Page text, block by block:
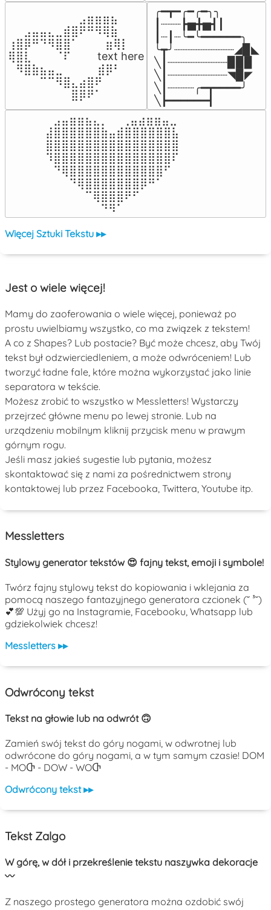
⠀⠀⠀⠀⠀⠀⠀⠀⠀⣠⣶⣶⣶⣦⠀⠀
⠀⠀⣠⣤⣤⣄⣀⣾⣿⠟⠛⠻⢿⣷⠀
⢰⣿⡿⠛⠙⠻⣿⣿⠁⠀⠀ ⠀⣶⢿⡇
⢿⣿⣇⠀⠀⠀⠈⠏⠀⠀⠀ text here
⠀⠻⣿⣷⣦⣤⣀⠀⠀⠀ ⠀⣾⡿⠃⠀
⠀⠀⠀⠀⠉⠉⠻⣿⣄⣴⣿⠟⠀⠀⠀
⠀⠀⠀⠀⠀⠀⠀⠀⣿⡿⠟⠁⠀⠀⠀
╭━┳━╭━╭━╮╮
┃┈┈┈┣▅╋▅┫┃
┃┈┃┈╰━╰━━━━━━╮
╰┳╯┈┈┈┈┈┈┈┈┈◢▉◣
╲┃┈┈┈┈┈┈┈┈┈▉▉▉
╲┃┈┈┈┈┈┈┈┈┈◥▉◤
╲┃┈┈┈┈╭━┳━━━━╯
╲┣━━━━━━┫﻿
⠀⣠⣤⣶⣶⣦⣄⡀  ⠀⢀⣤⣴⣶⣶⣤⣀⠀
⣼⣿⣿⣿⣿⣿⣿⣷⣤⣾⣿⣿⣿⣿⣿⣿⣧
⣿⣿⣿⣿⣿⣿⣿⣿⣿⣿⣿⣿⣿⣿⣿⣿⣿
⠹⣿⣿⣿⣿⣿⣿⣿⣿⣿⣿⣿⣿⣿⣿⣿⠏
⠀⠙⢿⣿⣿⣿⣿⣿⣿⣿⣿⣿⣿⣿⣿⠋⠀
⠀⠀⠀⠙⢿⣿⣿⣿⣿⣿⣿⣿⡿⠛⠁⠀⠀
⠀⠀⠀⠀⠀⠉⢿⣿⣿⣿⠟⠋⠀⠀⠀⠀⠀
⠀⠀⠀⠀⠀⠀⠀⠙⠻⠁⠀⠀⠀⠀⠀⠀⠀⠀⠀⠀⠀⠀⠀
Więcej Sztuki Tekstu ▸▸
Jest o wiele więcej!
Mamy do zaoferowania o wiele więcej, ponieważ po
prostu uwielbiamy wszystko, co ma związek z tekstem!
A co z Shapes? Lub postacie? Być może chcesz, aby Twój
tekst był odzwierciedleniem, a może odwróceniem! Lub
tworzyć ładne fale, które można wykorzystać jako linie
separatora w tekście.
Możesz zrobić to wszystko w Messletters! Wystarczy
przejrzeć główne menu po lewej stronie. Lub na
urządzeniu mobilnym kliknij przycisk menu w prawym
górnym rogu.
Jeśli masz jakieś sugestie lub pytania, możesz
skontaktować się z nami za pośrednictwem strony
kontaktowej lub przez Facebooka, Twittera, Youtube itp.
Messletters
Stylowy generator tekstów 😍 fajny tekst, emoji i symbole!
Twórz fajny stylowy tekst do kopiowania i wklejania za
pomocą naszego fantazyjnego generatora czcionek (˘ ³˘)
💕💯 Użyj go na Instagramie, Facebooku, Whatsapp lub
gdziekolwiek chcesz!
Messletters ▸▸
Odwrócony tekst
Tekst na głowie lub na odwrót 🙃
Zamień swój tekst do góry nogami, w odwrotnej lub
odwrócone do góry nogami, a w tym samym czasie! DOM
- MOႧ - DOW - WOႧ
Odwrócony tekst ▸▸
Tekst Zalgo
W górę, w dół i przekreślenie tekstu naszywka dekoracje
〰️
Z naszego prostego generatora można ozdobić swój